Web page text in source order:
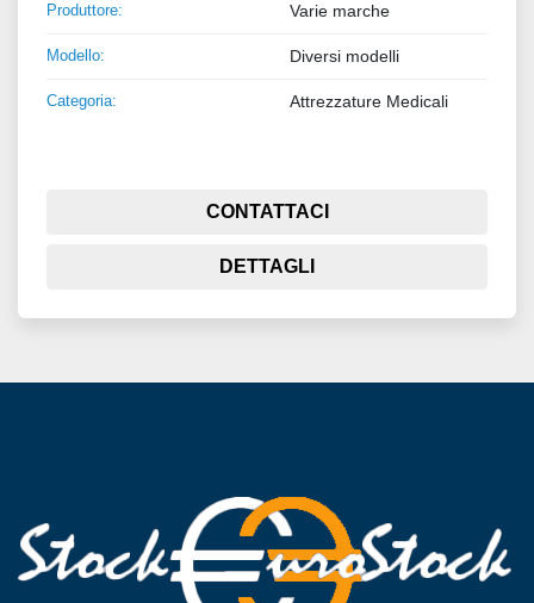
Produttore: Varie marche
Modello: Diversi modelli
Categoria: Attrezzature Medicali
CONTATTACI
DETTAGLI